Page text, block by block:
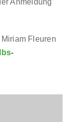
Anmeldung
Fleuren
-